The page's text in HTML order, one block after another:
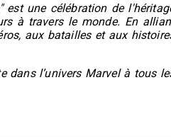
est une célébration de
à travers le monde. En
aux batailles et aux
dans l’univers Marvel à tous